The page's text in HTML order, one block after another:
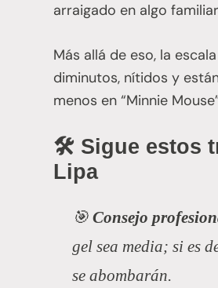
arraigado en algo
Más allá de eso, la
diminutos, nítidos y
menos en “Minnie
🛠️ Sigue estos
Lipa
🎯 Consejo
gel sea media; si es
se abombarán.